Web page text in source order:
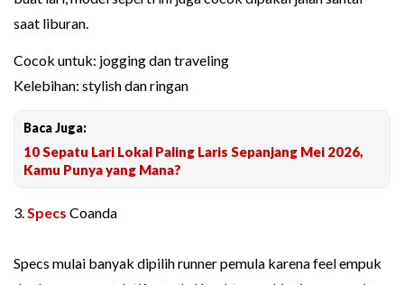
saat liburan.
Cocok untuk: jogging dan traveling
Kelebihan: stylish dan ringan
Baca Juga:
10 Sepatu Lari Lokal Paling Laris Sepanjang Mei 2026,
Kamu Punya yang Mana?
3.Specs Coanda
Specs mulai banyak dipilih runner pemula karena feel empuk